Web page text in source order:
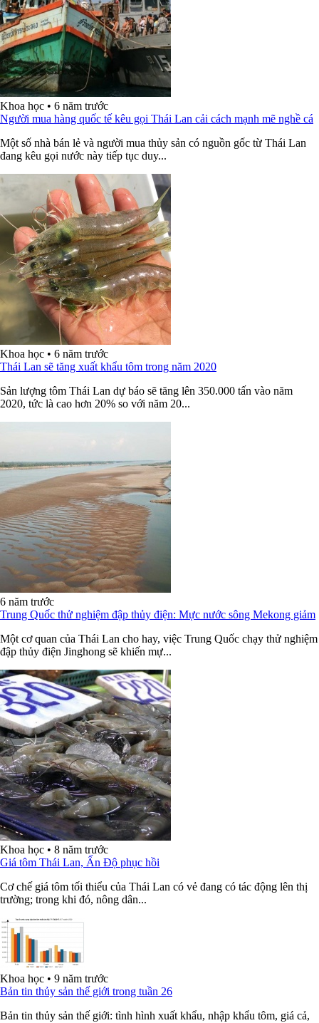
Khoa học • 6 năm trước
Người mua hàng quốc tế kêu gọi Thái Lan cải cách mạnh mẽ nghề cá
Một số nhà bán lẻ và người mua thủy sản có nguồn gốc từ Thái Lan
đang kêu gọi nước này tiếp tục duy...
Khoa học • 6 năm trước
Thái Lan sẽ tăng xuất khẩu tôm trong năm 2020
Sản lượng tôm Thái Lan dự báo sẽ tăng lên 350.000 tấn vào năm
2020, tức là cao hơn 20% so với năm 20...
6 năm trước
Trung Quốc thử nghiệm đập thủy điện: Mực nước sông Mekong giảm
Một cơ quan của Thái Lan cho hay, việc Trung Quốc chạy thử nghiệm
đập thủy điện Jinghong sẽ khiến mự...
Khoa học • 8 năm trước
Giá tôm Thái Lan, Ấn Độ phục hồi
Cơ chế giá tôm tối thiểu của Thái Lan có vẻ đang có tác động lên thị
trường; trong khi đó, nông dân...
Khoa học • 9 năm trước
Bản tin thủy sản thế giới trong tuần 26
Bản tin thủy sản thế giới: tình hình xuất khẩu, nhập khẩu tôm, giá cả,